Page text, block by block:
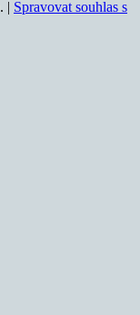
. | Spravovat souhlas s